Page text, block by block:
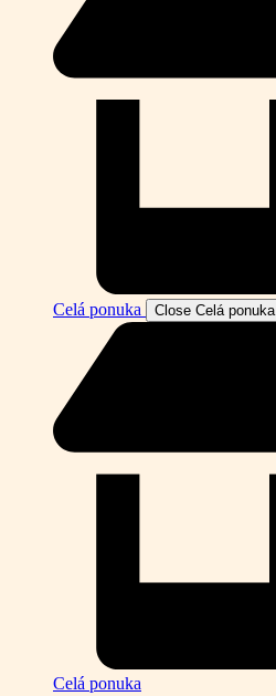
Celá ponuka Close Celá ponuka
Celá ponuka